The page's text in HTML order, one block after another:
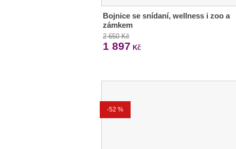
Bojnice se snídaní, wellness i zoo a
zámkem
2 650 Kč
1 897 Kč
-52 %